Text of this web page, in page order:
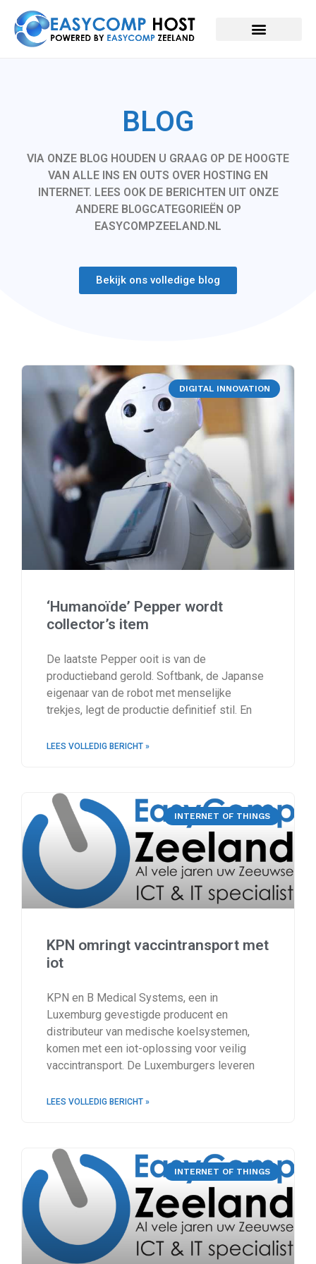
BLOG
VIA ONZE BLOG HOUDEN U GRAAG OP DE HOOGTE
VAN ALLE INS EN OUTS OVER HOSTING EN
INTERNET. LEES OOK DE BERICHTEN UIT ONZE
ANDERE BLOGCATEGORIEËN OP
EASYCOMPZEELAND.NL
Bekijk ons volledige blog
DIGITAL INNOVATION
‘Humanoïde’ Pepper wordt
collector’s item
De laatste Pepper ooit is van de
productieband gerold. Softbank, de Japanse
eigenaar van de robot met menselijke
trekjes, legt de productie definitief stil. En
LEES VOLLEDIG BERICHT »
INTERNET OF THINGS
KPN omringt vaccintransport met
iot
KPN en B Medical Systems, een in
Luxemburg gevestigde producent en
distributeur van medische koelsystemen,
komen met een iot-oplossing voor veilig
vaccintransport. De Luxemburgers leveren
LEES VOLLEDIG BERICHT »
INTERNET OF THINGS